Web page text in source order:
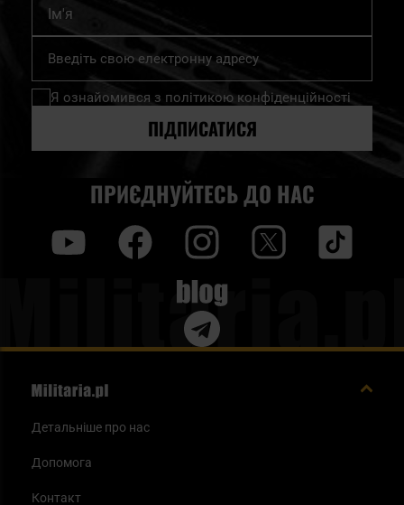
Підпишіться
нашу
розсилку
Я ознайомився з політикою конфіденційності
ПІДПИСАТИСЯ
ПРИЄДНУЙТЕСЬ ДО НАС
Blog
Детальніше про нас
Допомога
Контакт